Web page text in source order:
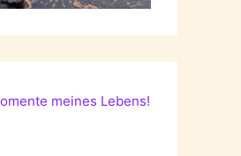
meines Lebens!